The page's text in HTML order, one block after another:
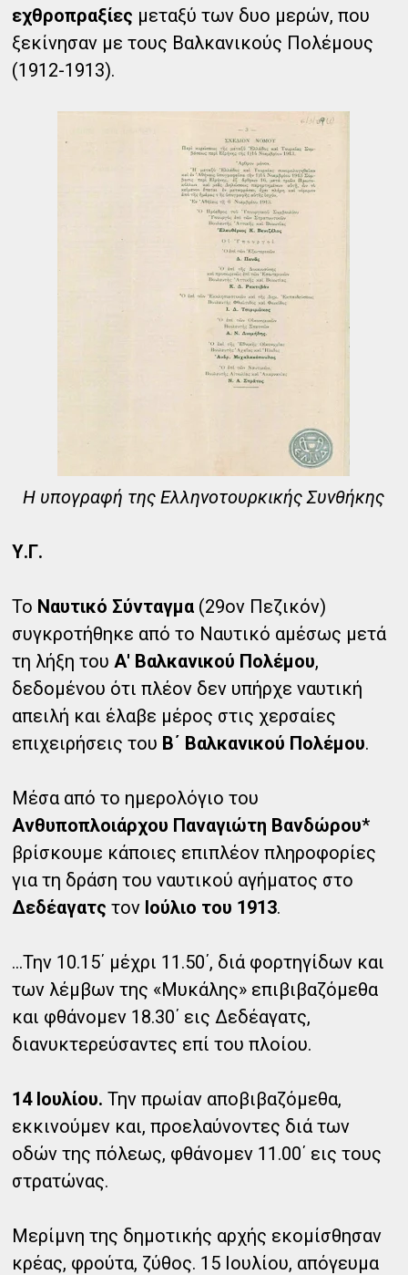
εχθροπραξίες μεταξύ των δυο μερών, που
ξεκίνησαν με τους Βαλκανικούς Πολέμους
(1912-1913).
Η υπογραφή της Ελληνοτουρκικής Συνθήκης
Υ.Γ.
Το Ναυτικό Σύνταγμα (29ον Πεζικόν)
συγκροτήθηκε από το Ναυτικό αμέσως μετά
τη λήξη τουΑ' Βαλκανικού Πολέμου,
δεδομένου ότι πλέον δεν υπήρχε ναυτική
απειλή και έλαβε μέρος στις χερσαίες
επιχειρήσεις του Β΄ Βαλκανικού Πολέμου.
Μέσα από το ημερολόγιο του
Ανθυποπλοιάρχου Παναγιώτη Βανδώρου*
βρίσκουμε κάποιες επιπλέον πληροφορίες
για τη δράση του ναυτικού αγήματος στο
Δεδέαγατς τον Ιούλιο του 1913.
...Την 10.15΄ μέχρι 11.50΄, διά φορτηγίδων και
των λέμβων της «Μυκάλης» επιβιβαζόμεθα
και φθάνομεν 18.30΄ εις Δεδέαγατς,
διανυκτερεύσαντες επί του πλοίου.
14 Ιουλίου. Την πρωίαν αποβιβαζόμεθα,
εκκινούμεν και, προελαύνοντες διά των
οδών της πόλεως, φθάνομεν 11.00΄ εις τους
στρατώνας.
Μερίμνη της δημοτικής αρχής εκομίσθησαν
κρέας, φρούτα, ζύθος. 15 Ιουλίου, απόγευμα